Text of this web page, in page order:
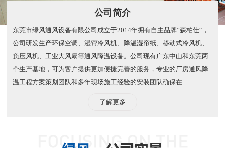
公司简介
东莞市绿风通风设备有限公司成立于2014年拥有自主品牌”森柏仕“，
公司研发生产环保空调、湿帘冷风机、降温湿帘纸、移动式冷风机、
负压风机、工业大风扇等通风降温设备。公司现有广东中山和东莞两
个生产基地，可为客户提供更加便捷完善的服务，专业的厂房通风降
温工程方案策划团队和多年现场施工经验的安装团队确保在...
了解更多